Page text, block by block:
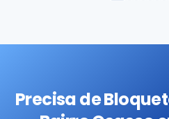
Precisa de